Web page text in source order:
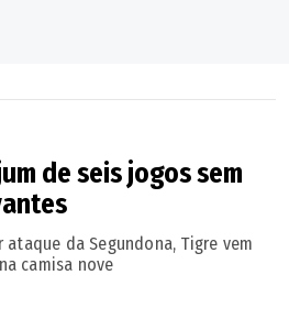
de seis jogos sem
da Segundona, Tigre vem
camisa nove